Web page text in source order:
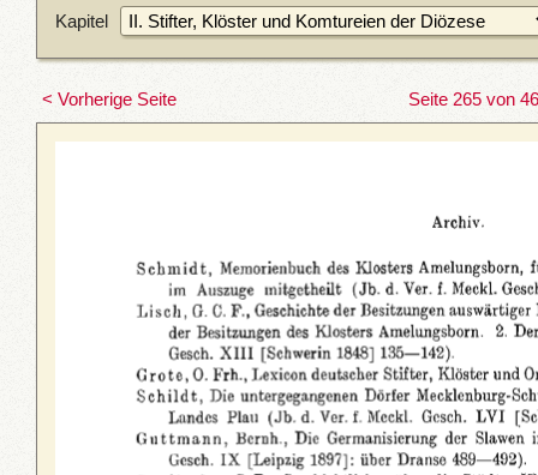
Kapitel
< Vorherige Seite Seite 265 von